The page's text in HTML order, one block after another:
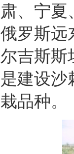
肃、宁夏
俄罗斯远
尔吉斯斯
是建设沙
栽品种。